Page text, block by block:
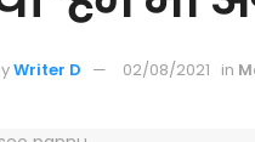
Writer D 02/08/2021 in